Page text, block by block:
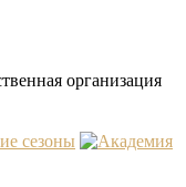
организация